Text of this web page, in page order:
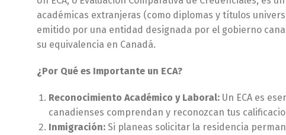
académicas extranjeras (como diplomas y títulos
emitido por una entidad designada por el gobierno
su equivalencia en Canadá.
¿Por Qué es Importante un ECA?
Reconocimiento Académico y Laboral: Un ECA es
canadienses comprendan y reconozcan tus
Inmigración: Si planeas solicitar la residencia